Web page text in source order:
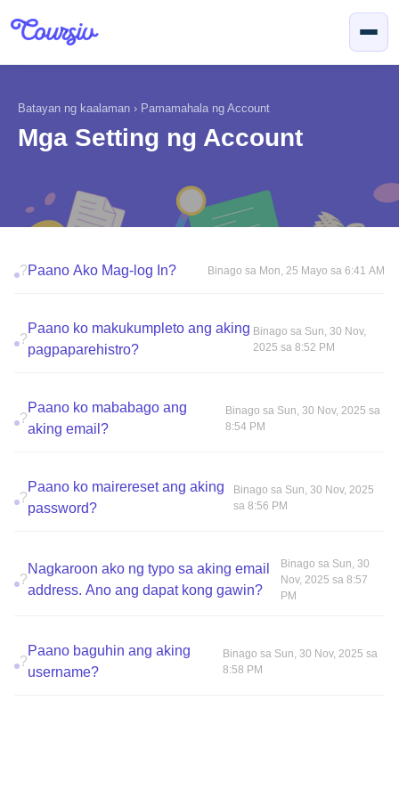
Batayan ng kaalaman › Pamamahala ng Account
Mga Setting ng Account
?Paano Ako Mag-log In? Binago sa Mon, 25 Mayo sa 6:41 AM
?
Paano ko makukumpleto ang aking
pagpaparehistro?
Binago sa Sun, 30 Nov,
2025 sa 8:52 PM
?
Paano ko mababago ang
aking email?
Binago sa Sun, 30 Nov, 2025 sa
8:54 PM
?
Paano ko mairereset ang aking
password?
Binago sa Sun, 30 Nov, 2025
sa 8:56 PM
?
Nagkaroon ako ng typo sa aking email
address. Ano ang dapat kong gawin?
Binago sa Sun, 30
Nov, 2025 sa 8:57
PM
?
Paano baguhin ang aking
username?
Binago sa Sun, 30 Nov, 2025 sa
8:58 PM